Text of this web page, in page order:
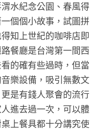
水紀念公園、春風得
個個小故事，試圖拼
知上世紀的咖啡店即
餐廳是台灣第一間西
的確有些過時，但當
樂設備，吸引無數文
是有錢人聚會的流行
進去過一次，可以體
上餐具都十分講究使